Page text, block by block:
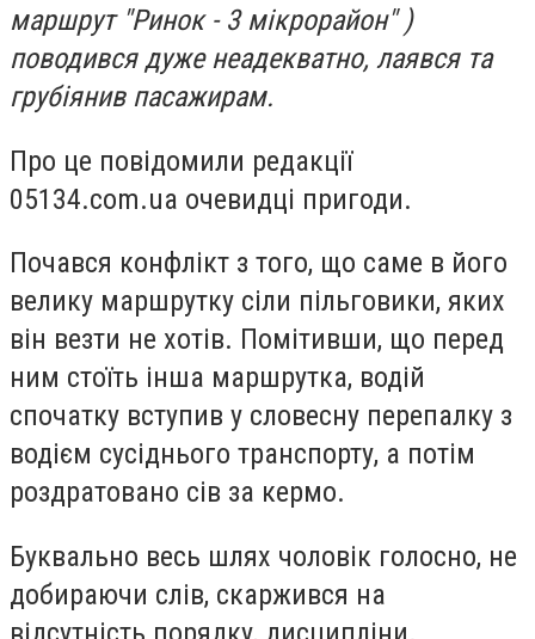
маршрут "Ринок - 3 мікрорайон" )
поводився дуже неадекватно, лаявся та
грубіянив пасажирам.
Про це повідомили редакції
05134.com.ua очевидці пригоди.
Почався конфлікт з того, що саме в його
велику маршрутку сіли пільговики, яких
він везти не хотів. Помітивши, що перед
ним стоїть інша маршрутка, водій
спочатку вступив у словесну перепалку з
водієм сусіднього транспорту, а потім
роздратовано сів за кермо.
Буквально весь шлях чоловік голосно, не
добираючи слів, скаржився на